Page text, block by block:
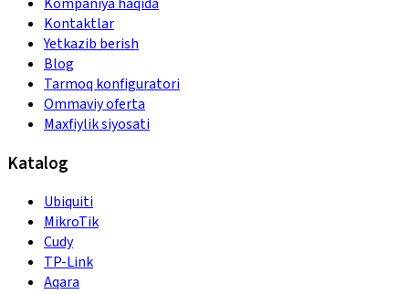
Kontaktlar
Yetkazib berish
Blog
Tarmoq konfiguratori
Ommaviy oferta
Maxfiylik siyosati
Katalog
Ubiquiti
MikroTik
Cudy
TP-Link
Aqara